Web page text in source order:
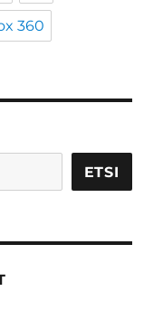
360
ETSI